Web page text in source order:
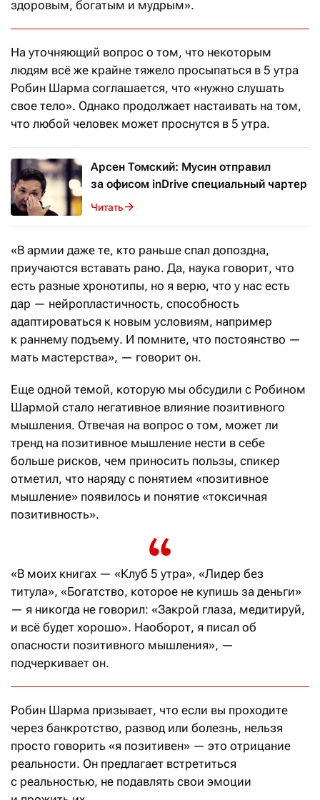
здоровым, богатым и мудрым».
На уточняющий вопрос о том, что некоторым
людям всё же крайне тяжело просыпаться в 5 утра
Робин Шарма соглашается, что «нужно слушать
свое тело». Однако продолжает настаивать на том,
что любой человек может проснутся в 5 утра.
Арсен Томский: Мусин отправил
за офисом inDrive специальный чартер
Читать
«В армии даже те, кто раньше спал допоздна,
приучаются вставать рано. Да, наука говорит, что
есть разные хронотипы, но я верю, что у нас есть
дар — нейропластичность, способность
адаптироваться к новым условиям, например
к раннему подъему. И помните, что постоянство —
мать мастерства», — говорит он.
Еще одной темой, которую мы обсудили с Робином
Шармой стало негативное влияние позитивного
мышления. Отвечая на вопрос о том, может ли
тренд на позитивное мышление нести в себе
больше рисков, чем приносить пользы, спикер
отметил, что наряду с понятием «позитивное
мышление» появилось и понятие «токсичная
позитивность».
«В моих книгах — «Клуб 5 утра», «Лидер без
титула», «Богатство, которое не купишь за деньги»
— я никогда не говорил: «Закрой глаза, медитируй,
и всё будет хорошо». Наоборот, я писал об
опасности позитивного мышления», —
подчеркивает он.
Робин Шарма призывает, что если вы проходите
через банкротство, развод или болезнь, нельзя
просто говорить «я позитивен» — это отрицание
реальности. Он предлагает встретиться
с реальностью, не подавлять свои эмоции